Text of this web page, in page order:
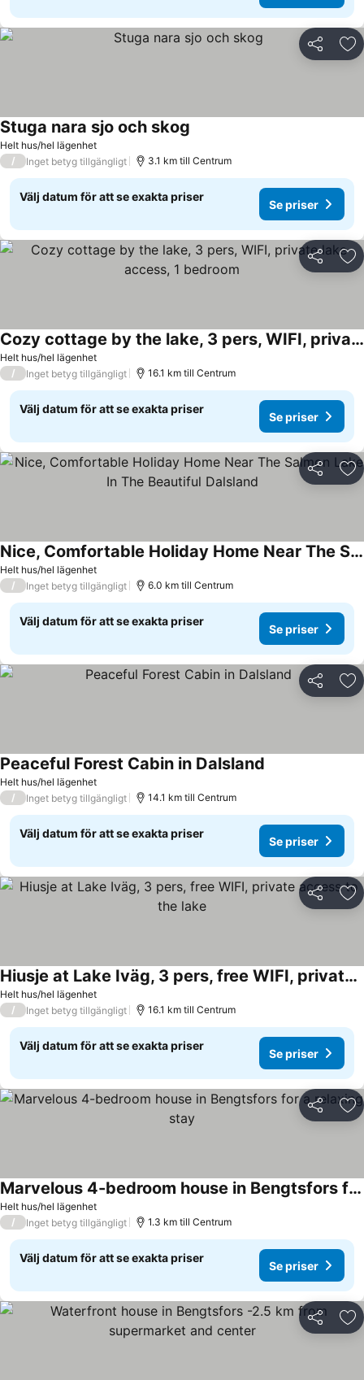
Dela
Helt hus/hel lägenhet
Stuga nara sjo och skog
/ Inget betyg tillgängligt 3.1 km till Centrum
Välj datum för att se exakta priser
Se priser
Dela
Helt hus/hel lägenhet
Cozy cottage by the lake, 3 pers, WIFI, private lake access, 1 bedroom
/ Inget betyg tillgängligt 16.1 km till Centrum
Välj datum för att se exakta priser
Se priser
Dela
Helt hus/hel lägenhet
Nice, Comfortable Holiday Home Near The Salmon Lake In The Beautiful Dalsland
/ Inget betyg tillgängligt 6.0 km till Centrum
Välj datum för att se exakta priser
Se priser
Dela
Helt hus/hel lägenhet
Peaceful Forest Cabin in Dalsland
/ Inget betyg tillgängligt 14.1 km till Centrum
Välj datum för att se exakta priser
Se priser
Dela
Helt hus/hel lägenhet
Hiusje at Lake Iväg, 3 pers, free WIFI, private access to the lake
/ Inget betyg tillgängligt 16.1 km till Centrum
Välj datum för att se exakta priser
Se priser
Dela
Helt hus/hel lägenhet
Marvelous 4-bedroom house in Bengtsfors for a relaxing stay
/ Inget betyg tillgängligt 1.3 km till Centrum
Välj datum för att se exakta priser
Se priser
Dela